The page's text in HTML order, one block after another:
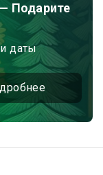
Подарите
даты